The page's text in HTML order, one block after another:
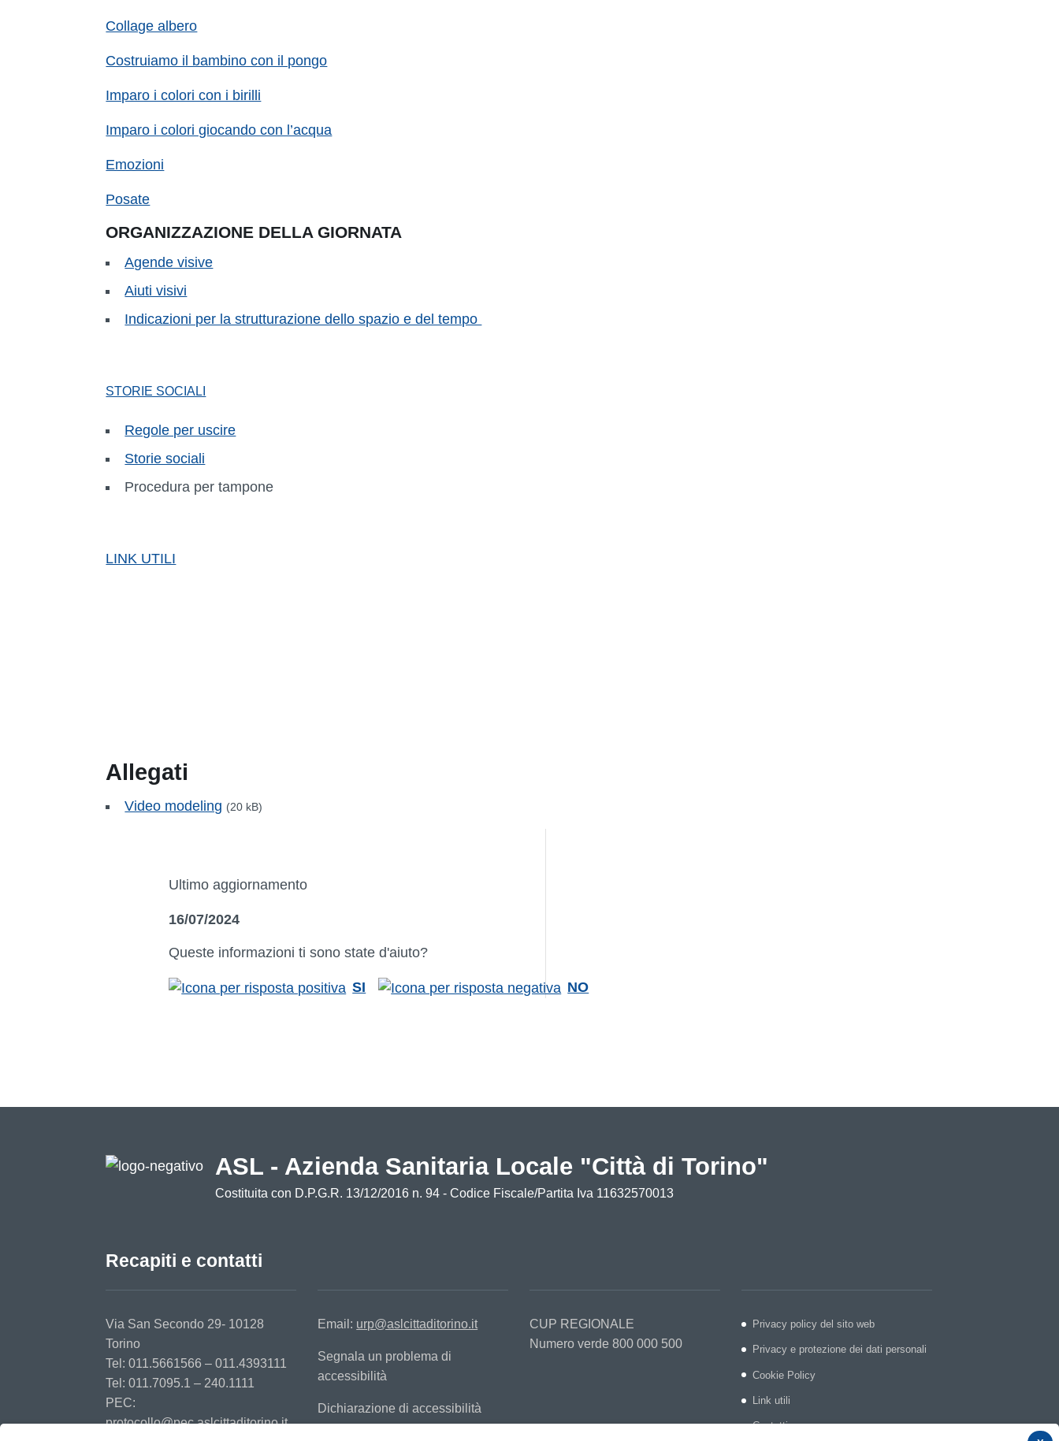
Collage albero
Costruiamo il bambino con il pongo
Imparo i colori con i birilli
Imparo i colori giocando con l’acqua
Emozioni
Posate
ORGANIZZAZIONE DELLA GIORNATA
Agende visive
Aiuti visivi
Indicazioni per la strutturazione dello spazio e del tempo
STORIE SOCIALI
Regole per uscire
Storie sociali
Procedura per tampone
LINK UTILI
Allegati
Video modeling (20 kB)
Ultimo aggiornamento
16/07/2024
Queste informazioni ti sono state d'aiuto?
SI NO
ASL - Azienda Sanitaria Locale "Città di Torino"
Costituita con D.P.G.R. 13/12/2016 n. 94 - Codice Fiscale/Partita Iva 11632570013
Recapiti e contatti
Via San Secondo 29- 10128
Torino
Tel: 011.5661566 – 011.4393111
Tel: 011.7095.1 – 240.1111
PEC:
protocollo@pec.aslcittaditorino.it
Email: urp@aslcittaditorino.it
Segnala un problema di
accessibilità
Dichiarazione di accessibilità
CUP REGIONALE
Numero verde 800 000 500
Privacy policy del sito web
Privacy e protezione dei dati personali
Cookie Policy
Link utili
Contatti